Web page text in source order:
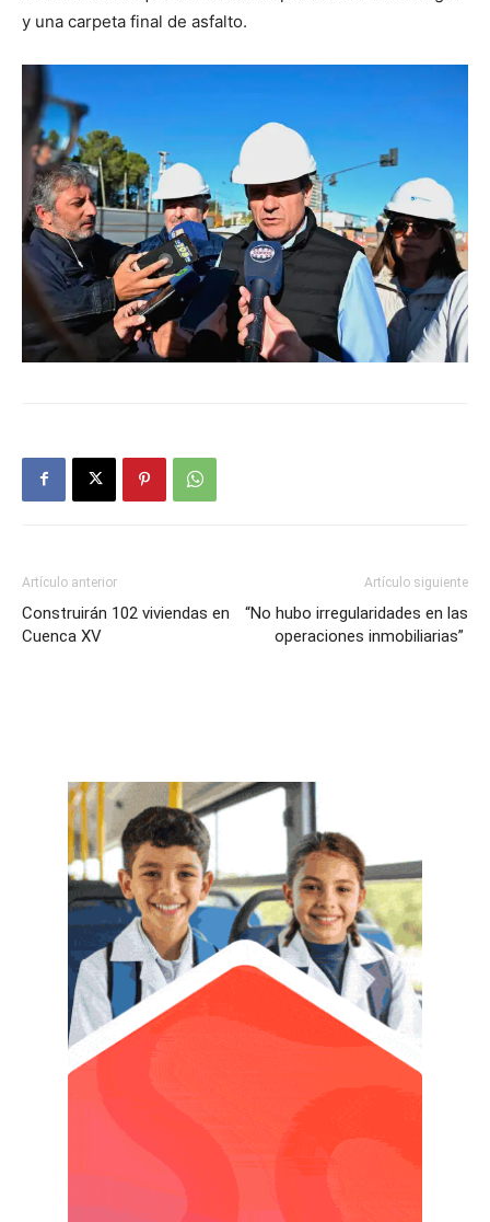
y una carpeta final de asfalto.
Artículo anterior
Construirán 102 viviendas en
Cuenca XV
Artículo siguiente
“No hubo irregularidades en las
operaciones inmobiliarias”